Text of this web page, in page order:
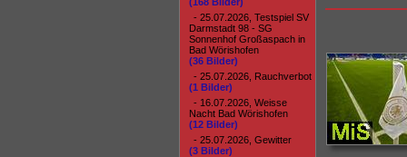
- 25.07.2026, Testspiel SV
Darmstadt 98 - SG
Sonnenhof Großaspach in
Bad Wörishofen
(36 Bilder)
- 25.07.2026, Rauchverbot
(1 Bilder)
- 16.07.2026, Weisse
Nacht Bad Wörishofen
(12 Bilder)
- 25.07.2026, Gewitter
(3 Bilder)